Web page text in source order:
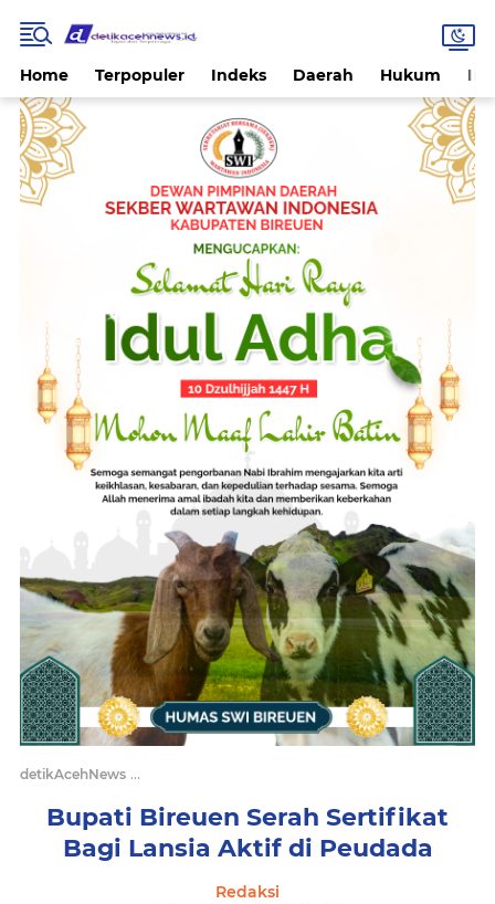
Home Terpopuler Indeks Daerah Hukum
detikAcehNews /
Bupati Bireuen Serah Sertifikat
Bagi Lansia Aktif di Peudada
Redaksi